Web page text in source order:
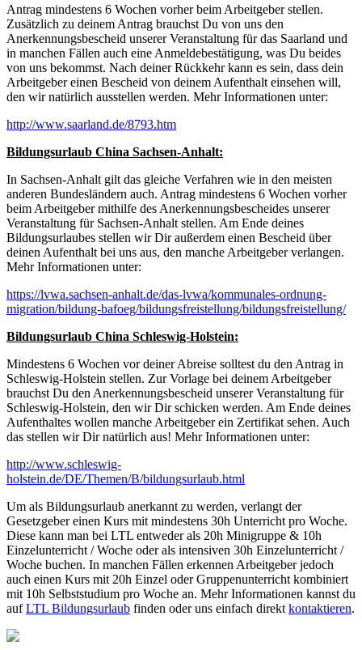
Antrag mindestens 6 Wochen vorher beim Arbeitgeber stellen.
Zusätzlich zu deinem Antrag brauchst Du von uns den
Anerkennungsbescheid unserer Veranstaltung für das Saarland und
in manchen Fällen auch eine Anmeldebestätigung, was Du beides
von uns bekommst. Nach deiner Rückkehr kann es sein, dass dein
Arbeitgeber einen Bescheid von deinem Aufenthalt einsehen will,
den wir natürlich ausstellen werden. Mehr Informationen unter:
http://www.saarland.de/8793.htm
Bildungsurlaub China Sachsen-Anhalt:
In Sachsen-Anhalt gilt das gleiche Verfahren wie in den meisten
anderen Bundesländern auch. Antrag mindestens 6 Wochen vorher
beim Arbeitgeber mithilfe des Anerkennungsbescheides unserer
Veranstaltung für Sachsen-Anhalt stellen. Am Ende deines
Bildungsurlaubes stellen wir Dir außerdem einen Bescheid über
deinen Aufenthalt bei uns aus, den manche Arbeitgeber verlangen.
Mehr Informationen unter:
https://lvwa.sachsen-anhalt.de/das-lvwa/kommunales-ordnung-
migration/bildung-bafoeg/bildungsfreistellung/bildungsfreistellung/
Bildungsurlaub China Schleswig-Holstein:
Mindestens 6 Wochen vor deiner Abreise solltest du den Antrag in
Schleswig-Holstein stellen. Zur Vorlage bei deinem Arbeitgeber
brauchst Du den Anerkennungsbescheid unserer Veranstaltung für
Schleswig-Holstein, den wir Dir schicken werden. Am Ende deines
Aufenthaltes wollen manche Arbeitgeber ein Zertifikat sehen. Auch
das stellen wir Dir natürlich aus! Mehr Informationen unter:
http://www.schleswig-
holstein.de/DE/Themen/B/bildungsurlaub.html
Um als Bildungsurlaub anerkannt zu werden, verlangt der
Gesetzgeber einen Kurs mit mindestens 30h Unterricht pro Woche.
Diese kann man bei LTL entweder als 20h Minigruppe & 10h
Einzelunterricht / Woche oder als intensiven 30h Einzelunterricht /
Woche buchen. In manchen Fällen erkennen Arbeitgeber jedoch
auch einen Kurs mit 20h Einzel oder Gruppenunterricht kombiniert
mit 10h Selbststudium pro Woche an. Mehr Informationen kannst du
aufLTL Bildungsurlaub finden oder uns einfach direktkontaktieren.